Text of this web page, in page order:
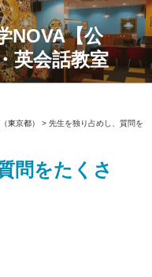
NOVA【公
英会話教室
東京都） > 先生を独り占めし、質問を
問をたくさ